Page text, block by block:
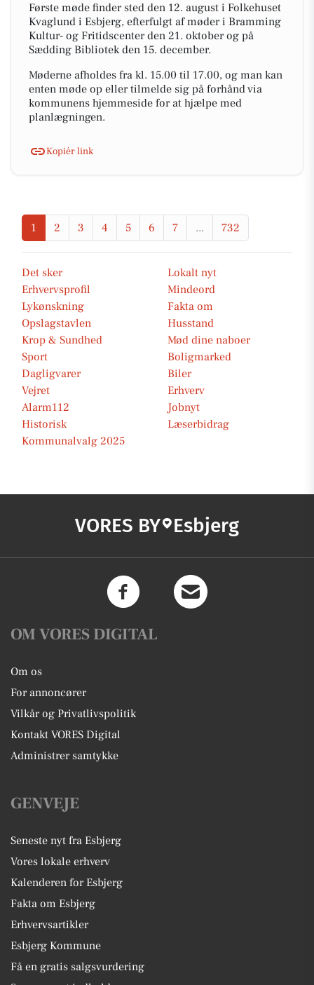
Første møde finder sted den 12. august i Folkehuset
Kvaglund i Esbjerg, efterfulgt af møder i Bramming
Kultur- og Fritidscenter den 21. oktober og på
Sædding Bibliotek den 15. december.
Møderne afholdes fra kl. 15.00 til 17.00, og man kan
enten møde op eller tilmelde sig på forhånd via
kommunens hjemmeside for at hjælpe med
planlægningen.
Kopiér link
1 2 3 4 5 6 7 ... 732
Det sker
Lokalt nyt
Erhvervsprofil
Mindeord
Lykønskning
Fakta om
Opslagstavlen
Husstand
Krop & Sundhed
Mød dine naboer
Sport
Boligmarked
Dagligvarer
Biler
Vejret
Erhverv
Alarm112
Jobnyt
Historisk
Læserbidrag
Kommunalvalg 2025
VORES BY Esbjerg
OM VORES DIGITAL
Om os
For annoncører
Vilkår og Privatlivspolitik
Kontakt VORES Digital
Administrer samtykke
GENVEJE
Seneste nyt fra Esbjerg
Vores lokale erhverv
Kalenderen for Esbjerg
Fakta om Esbjerg
Erhvervsartikler
Esbjerg Kommune
Få en gratis salgsvurdering